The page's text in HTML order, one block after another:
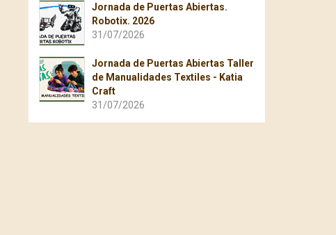
Jornada de Puertas Abiertas.
Robotix. 2026
31/07/2026
Jornada de Puertas Abiertas Taller
de Manualidades Textiles - Katia
Craft
31/07/2026